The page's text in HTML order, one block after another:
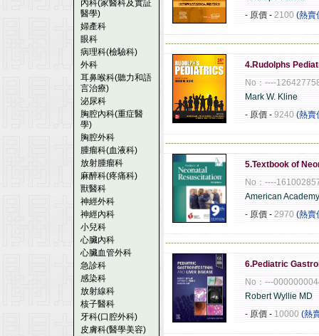
內科(家醫科及實証
醫學)
婦產科
眼科
病理科(檢驗科)
外科
耳鼻喉科(聽力和語
言治療)
泌尿科
胸腔內科(重症醫
學)
胸腔外科
腫瘤科(血液科)
放射腫瘤科
麻醉科(疼痛科)
獸醫科
神經外科
神經內科
小兒科
心臟內科
心臟血管外科
急診科
感染科
放射線科
核子醫科
牙科(口腔外科)
皮膚科(醫學美容)
- 原價 - 2100 (熱賣
4.Rudolphs
No：----
Mark W. Kline
- 原價 - 9240 (熱賣
5.Textbook of
No：----
American
- 原價 - 2970 (熱賣
6.Pediatric
No：---
Robert Wyllie MD
- 原價 - 10000 (熱